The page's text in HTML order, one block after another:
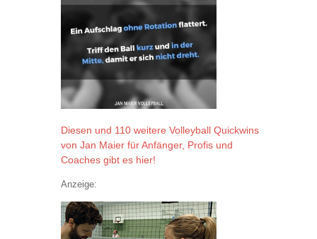
Diesen und 110 weitere Volleyball Quickwins
von Jan Maier für Anfänger, Profis und
Coaches gibt es hier!
Anzeige: